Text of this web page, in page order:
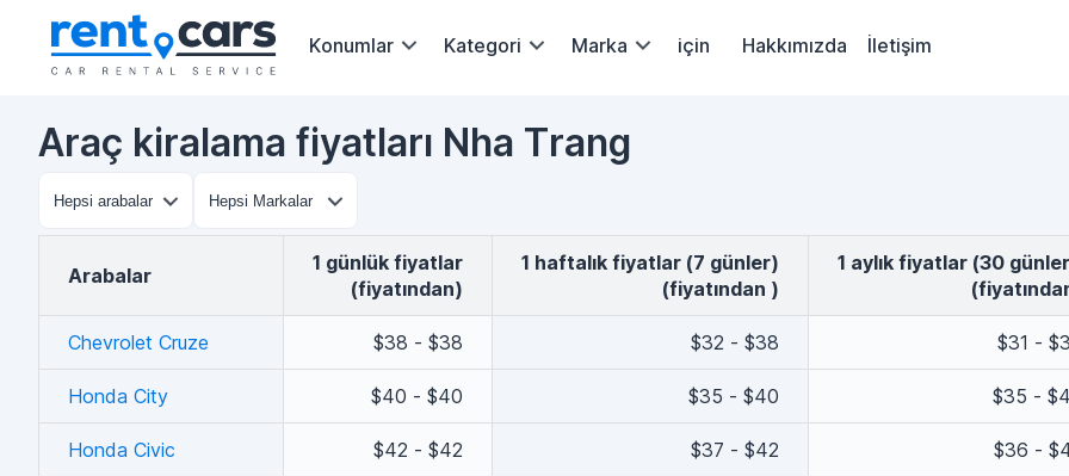
Konumlar Kategori Marka için Hakkımızda İletişim
Araç kiralama fiyatları Nha Trang
arabalar
1 günlük fiyatlar
(fiyatından)
1 haftalık fiyatlar (7 günler)
(fiyatından )
1 aylık fiyatlar (30
Chevrolet Cruze $38 - $38 $32 - $38 $31 -
Honda City $40 - $40 $35 - $40 $35 -
Honda Civic $42 - $42 $37 - $42 $36 -